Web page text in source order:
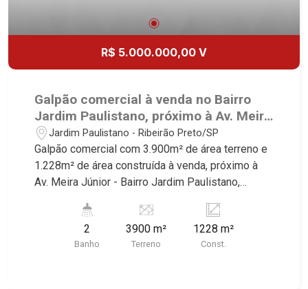
R$ 5.000.000,00 V
Galpão comercial à venda no Bairro
Jardim Paulistano, próximo à Av. Meira
Júnior - Ribeirão Preto/SP.
Jardim Paulistano - Ribeirão Preto/SP
Galpão comercial com 3.900m² de área terreno e
1.228m² de área construída à venda, próximo à
Av. Meira Júnior - Bairro Jardim Paulistano,
deste imóvel que a Martinelli Imobiliária
selecionou para você: - 3.900m² de área terreno e
1.228m² de área construída - Recepção - Sala de
2
Banho
3900 m²
Terreno
1228 m²
Const.